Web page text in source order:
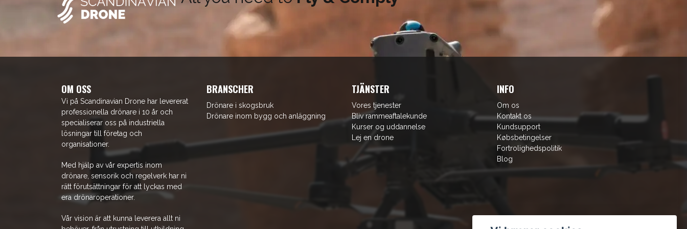
OM OSS
Vi på Scandinavian Drone har levererat
professionella drönare i 10 år och
specialiserar oss på industriella
lösningar till företag och
organisationer.
Med hjälp av vår expertis inom
drönare, sensorik och regelverk har ni
rätt förutsättningar för att lyckas med
era drönaroperationer.
Vår vision är att kunna leverera allt ni
BRANSCHER
Drönare i skogsbruk
Drönare inom bygg och anläggning
TJÄNSTER
Vores tjenester
Bliv rammeaftalekunde
Kurser og uddannelse
Lej en drone
INFO
Om os
Kontakt os
Kundsupport
Købsbetingelser
Fortrolighedspolitik
Blog